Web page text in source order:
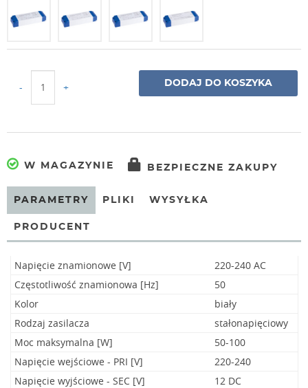
- + DODAJ DO KOSZYKA
W MAGAZYNIE BEZPIECZNE ZAKUPY
PARAMETRY PLIKI WYSYŁKA
PRODUCENT
Napięcie znamionowe [V]
220-240 AC
Częstotliwość znamionowa [Hz]
50
Kolor
biały
Rodzaj zasilacza
stałonapięciowy
Moc maksymalna [W]
50-100
Napięcie wejściowe - PRI [V]
220-240
Napięcie wyjściowe - SEC [V]
12 DC